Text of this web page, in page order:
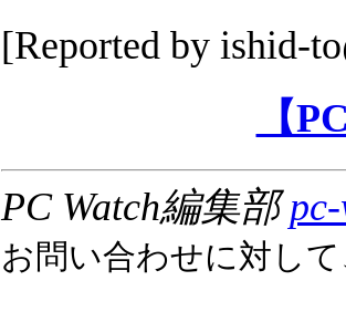
[Reported by ishid-
【
PC Watch編集部
お問い合わせに対し